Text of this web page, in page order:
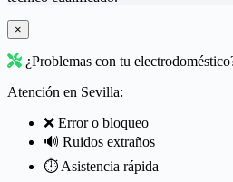
×
¿Problemas con tu
Atención en Sevilla:
❌ Error o bloqueo
🔊 Ruidos extraños
⏱️ Asistencia rápida